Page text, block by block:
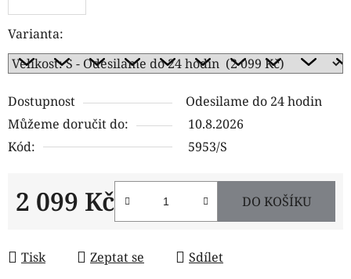
Varianta:
Dostupnost
Odesilame do 24 hodin
Můžeme doručit do:
10.8.2026
Kód:
5953/S
2 099 Kč DO KOŠÍKU
Tisk Zeptat se Sdílet